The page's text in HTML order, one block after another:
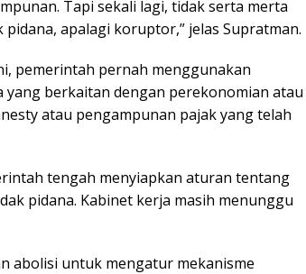
Tapi sekali lagi, tidak serta merta
apalagi koruptor,” jelas Supratman.
pemerintah pernah menggunakan
berkaitan dengan perekonomian atau
atau pengampunan pajak yang telah
tengah menyiapkan aturan tentang
pidana. Kabinet kerja masih menunggu
abolisi untuk mengatur mekanisme